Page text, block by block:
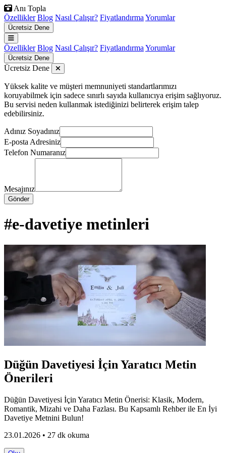
Anı Topla
Özellikler Blog Nasıl Çalışır? Fiyatlandırma Yorumlar
Ücretsiz Dene
Özellikler Blog Nasıl Çalışır? Fiyatlandırma Yorumlar
Ücretsiz Dene
Ücretsiz Dene
Yüksek kalite ve müşteri memnuniyeti standartlarımızı
koruyabilmek için sadece sınırlı sayıda kullanıcıya erişim sağlıyoruz.
Bu servisi neden kullanmak istediğinizi belirterek erişim talep
edebilirsiniz.
Adınız Soyadınız
E-posta Adresiniz
Telefon Numaranız
Mesajınız
Gönder
#e-davetiye metinleri
Düğün Davetiyesi İçin Yaratıcı Metin
Önerileri
Düğün Davetiyesi İçin Yaratıcı Metin Önerisi: Klasik, Modern,
Romantik, Mizahi ve Daha Fazlası. Bu Kapsamlı Rehber ile En İyi
Davetiye Metnini Bulun!
23.01.2026 • 27 dk okuma